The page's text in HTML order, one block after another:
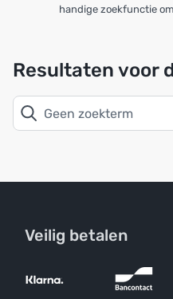
handige zoekfunctie
Resultaten voor
Veilig betalen